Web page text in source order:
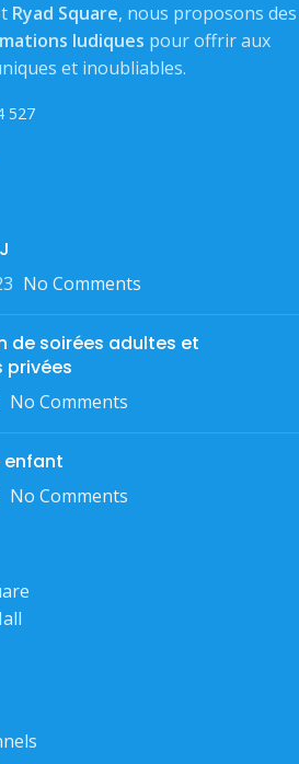
Ryad Square, nous proposons des
ludiques pour offrir aux
et inoubliables.
527
No Comments
de soirées adultes et
privées
No Comments
enfant
No Comments